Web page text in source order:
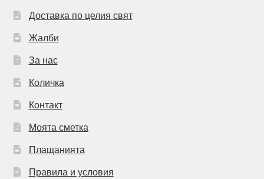
Доставка по целия свят
Жалби
За нас
Количка
Контакт
Моята сметка
Плащанията
Правила и условия